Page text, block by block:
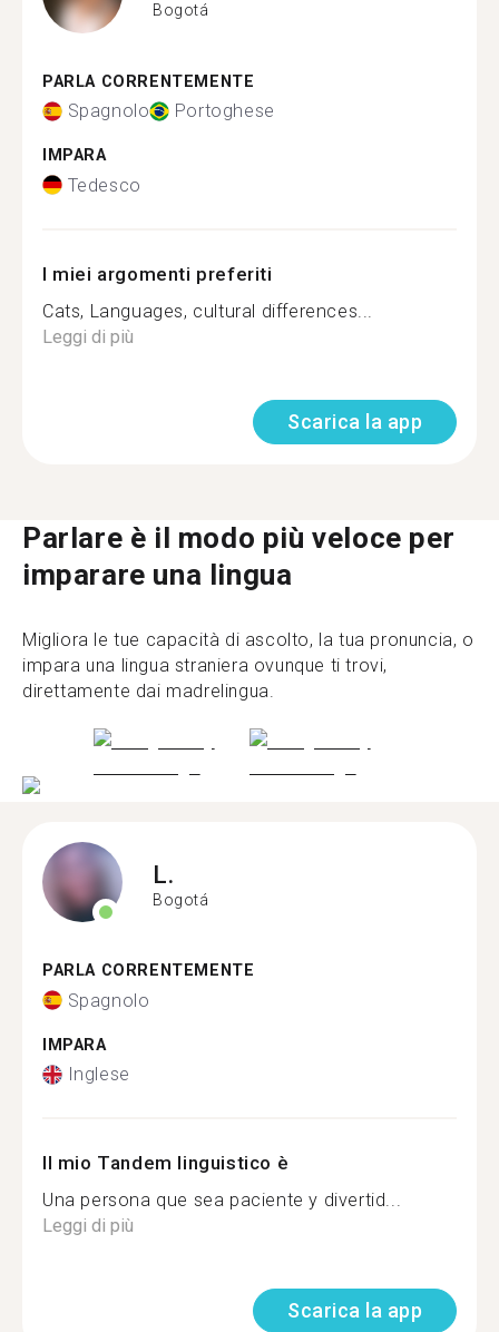
Bogotá
PARLA CORRENTEMENTE
Spagnolo Portoghese
IMPARA
Tedesco
I miei argomenti preferiti
Cats, Languages, cultural differences...
Leggi di più
Scarica la app
Parlare è il modo più veloce per
imparare una lingua
Migliora le tue capacità di ascolto, la tua pronuncia, o
impara una lingua straniera ovunque ti trovi,
direttamente dai madrelingua.
L.
Bogotá
PARLA CORRENTEMENTE
Spagnolo
IMPARA
Inglese
Il mio Tandem linguistico è
Una persona que sea paciente y divertid...
Leggi di più
Scarica la app